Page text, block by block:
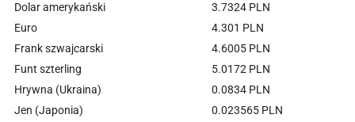
Dolar amerykański
3.7324 PLN
Euro
4.301 PLN
Frank szwajcarski
4.6005 PLN
Funt szterling
5.0172 PLN
Hrywna (Ukraina)
0.0834 PLN
Jen (Japonia)
0.023565 PLN